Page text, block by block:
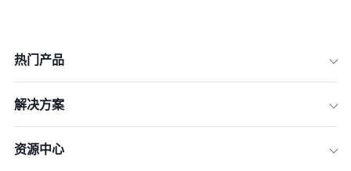
热门产品
解决方案
资源中心